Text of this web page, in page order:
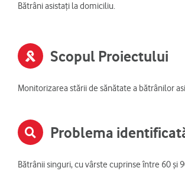
Bătrâni asistați la domiciliu.
Scopul Proiectului
Monitorizarea stării de sănătate a bătrânilor
Problema
Bătrânii singuri, cu vârste cuprinse între 60 și